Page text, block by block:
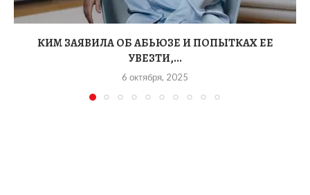
КИМ ЗАЯВИЛА ОБ АБЬЮЗЕ И ПОПЫТКАХ ЕЕ
УВЕЗТИ,...
6 октября, 2025